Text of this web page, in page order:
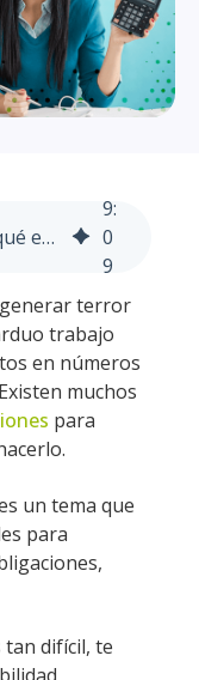
Contabilidad financiera: qué es, importancia y características
9:
0
9
terror
trabajo
en números
muchos
para
un tema que
para
tan difícil, te